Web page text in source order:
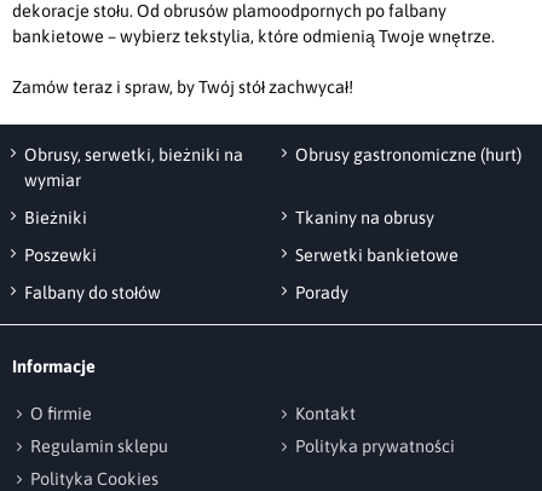
dekoracje stołu. Od obrusów plamoodpornych po falbany
bankietowe – wybierz tekstylia, które odmienią Twoje wnętrze.
Zamów teraz i spraw, by Twój stół zachwycał!
Obrusy, serwetki, bieżniki na
wymiar
Obrusy gastronomiczne (hurt)
Bieżniki
Tkaniny na obrusy
Poszewki
Serwetki bankietowe
Falbany do stołów
Porady
Informacje
O firmie
Kontakt
Regulamin sklepu
Polityka prywatności
Polityka Cookies